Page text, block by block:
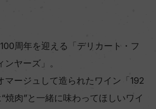
周年を迎える「デリカート・フ
ンヤーズ」。
マージュして造られたワイン「192
焼肉”と一緒に味わってほしいワイ